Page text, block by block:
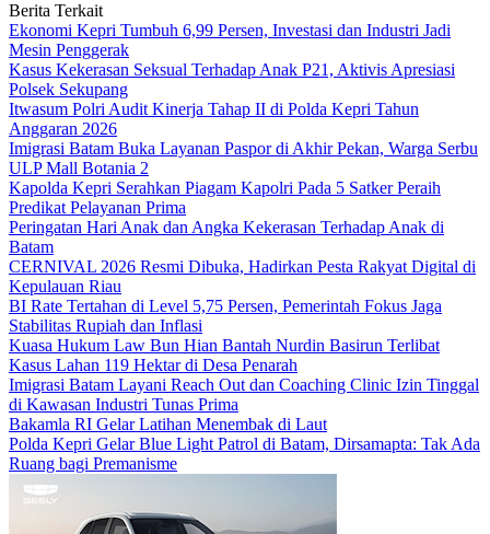
Berita Terkait
Ekonomi Kepri Tumbuh 6,99 Persen, Investasi dan Industri Jadi
Mesin Penggerak
Kasus Kekerasan Seksual Terhadap Anak P21, Aktivis Apresiasi
Polsek Sekupang
Itwasum Polri Audit Kinerja Tahap II di Polda Kepri Tahun
Anggaran 2026
Imigrasi Batam Buka Layanan Paspor di Akhir Pekan, Warga Serbu
ULP Mall Botania 2
Kapolda Kepri Serahkan Piagam Kapolri Pada 5 Satker Peraih
Predikat Pelayanan Prima
Peringatan Hari Anak dan Angka Kekerasan Terhadap Anak di
Batam
CERNIVAL 2026 Resmi Dibuka, Hadirkan Pesta Rakyat Digital di
Kepulauan Riau
BI Rate Tertahan di Level 5,75 Persen, Pemerintah Fokus Jaga
Stabilitas Rupiah dan Inflasi
Kuasa Hukum Law Bun Hian Bantah Nurdin Basirun Terlibat
Kasus Lahan 119 Hektar di Desa Penarah
Imigrasi Batam Layani Reach Out dan Coaching Clinic Izin Tinggal
di Kawasan Industri Tunas Prima
Bakamla RI Gelar Latihan Menembak di Laut
Polda Kepri Gelar Blue Light Patrol di Batam, Dirsamapta: Tak Ada
Ruang bagi Premanisme